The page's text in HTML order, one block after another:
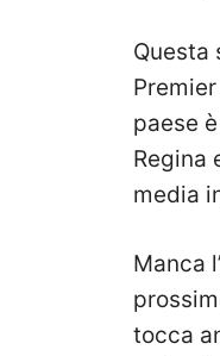
Questa
paese
Regina
media
Manca
tocca